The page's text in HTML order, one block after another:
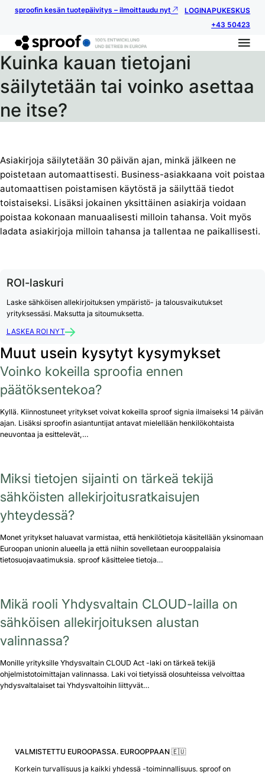
sproofin kesän tuotepäivitys – ilmoittaudu nyt LOGINAPUKESKUS
+43 50423
Kuinka kauan tietojani
säilytetään tai voinko asettaa
ne itse?
Asiakirjoja säilytetään 30 päivän ajan, minkä jälkeen ne
poistetaan automaattisesti. Business-asiakkaana voit poistaa
automaattisen poistamisen käytöstä ja säilyttää tiedot
toistaiseksi. Lisäksi jokainen yksittäinen asiakirja voidaan
poistaa kokonaan manuaalisesti milloin tahansa. Voit myös
ladata asiakirjoja milloin tahansa ja tallentaa ne paikallisesti.
ROI-laskuri
Laske sähköisen allekirjoituksen ympäristö- ja talousvaikutukset
yrityksessäsi. Maksutta ja sitoumuksetta.
LASKEA ROI NYT
Muut usein kysytyt kysymykset
Voinko kokeilla sproofia ennen
päätöksentekoa?
Kyllä. Kiinnostuneet yritykset voivat kokeilla sproof signia ilmaiseksi 14 päivän
ajan. Lisäksi sproofin asiantuntijat antavat mielellään henkilökohtaista
neuvontaa ja esittelevät,…
Miksi tietojen sijainti on tärkeä tekijä
sähköisten allekirjoitusratkaisujen
yhteydessä?
Monet yritykset haluavat varmistaa, että henkilötietoja käsitellään yksinomaan
Euroopan unionin alueella ja että niihin sovelletaan eurooppalaisia
tietosuojavaatimuksia. sproof käsittelee tietoja…
Mikä rooli Yhdysvaltain CLOUD-lailla on
sähköisen allekirjoituksen alustan
valinnassa?
Monille yrityksille Yhdysvaltain CLOUD Act -laki on tärkeä tekijä
ohjelmistotoimittajan valinnassa. Laki voi tietyissä olosuhteissa velvoittaa
yhdysvaltalaiset tai Yhdysvaltoihin liittyvät…
VALMISTETTU EUROOPASSA. EUROOPPAAN 🇪🇺
Korkein turvallisuus ja kaikki yhdessä -toiminnallisuus. sproof on